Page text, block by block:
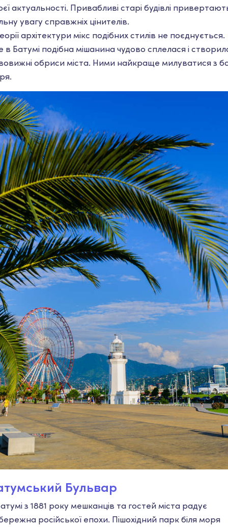
актуальності. Привабливі старі будівлі
увагу справжніх цінителів.
архітектури мікс подібних стилів не поєднується.
в Батумі подібна мішанина чудово сплелася і
обриси міста. Ними найкраще милуватися з
Бульвар
з 1881 року мешканців та гостей міста радує
російської епохи. Пішохідний парк біля моря